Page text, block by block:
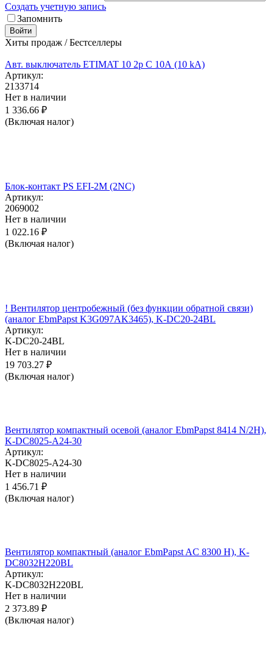
Создать учетную запись
Запомнить
Войти
Хиты продаж / Бестселлеры
Авт. выключатель ETIMAT 10 2p C 10А (10 kA)
Артикул:
2133714
Нет в наличии
1 336.66 ₽
(Включая налог)
Блок-контакт PS EFI-2M (2NC)
Артикул:
2069002
Нет в наличии
1 022.16 ₽
(Включая налог)
! Вентилятор центробежный (без функции обратной связи)
(аналог EbmPapst K3G097AK3465), K-DC20-24BL
Артикул:
K-DC20-24BL
Нет в наличии
19 703.27 ₽
(Включая налог)
Вентилятор компактный осевой (аналог EbmPapst 8414 N/2H),
K-DC8025-A24-30
Артикул:
K-DC8025-A24-30
Нет в наличии
1 456.71 ₽
(Включая налог)
Вентилятор компактный (аналог EbmPapst AC 8300 H), K-
DC8032H220BL
Артикул:
K-DC8032H220BL
Нет в наличии
2 373.89 ₽
(Включая налог)